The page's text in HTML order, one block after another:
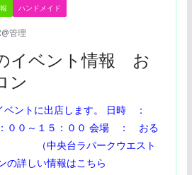
ハンドメイド
管理
イベント情報 お
ン
ベントに出店します。 日時 ：
００～１５：００ 会場 ： おる
（中央台ラパークウエスト
の詳しい情報はこちら